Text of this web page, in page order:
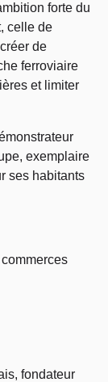
forte du
celle de
de
ferroviaire
et limiter
exemplaire
ses habitants
fondateur